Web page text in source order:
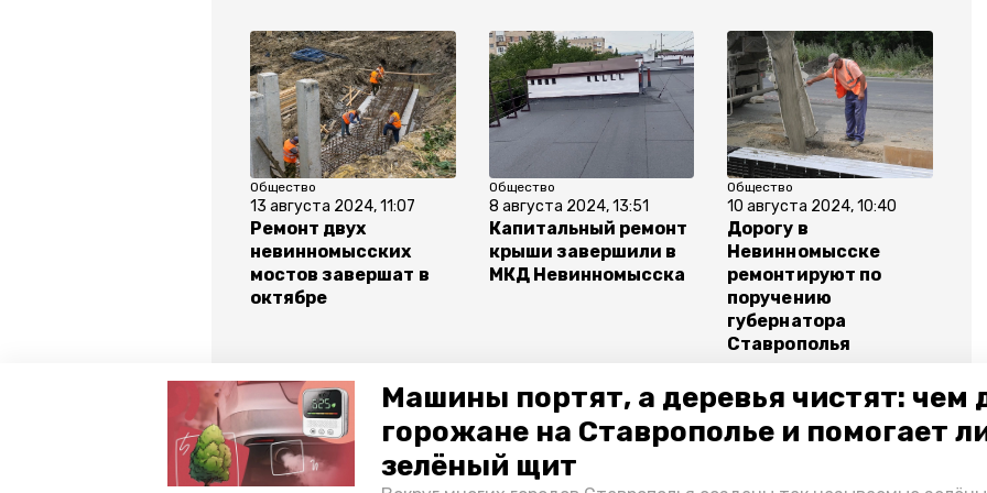
Машины портят, а деревья чистят: чем
горожане на Ставрополье и помогает
зелёный щит
Общество
13 августа 2024, 11:07
Ремонт двух
невинномысских
мостов завершат в
октябре
Общество
8 августа 2024, 13:51
Капитальный ремонт
крыши завершили в
МКД Невинномысска
Общество
10 августа 2024, 10:40
Дорогу в
Невинномысске
ремонтируют по
поручению
губернатора
Ставрополья
Все новости
ставропольский край владимир владимиров